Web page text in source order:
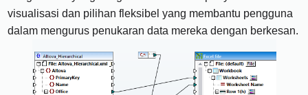
visualisasi dan pilihan fleksibel yang membantu pengguna
dalam mengurus penukaran data mereka dengan berkesan.